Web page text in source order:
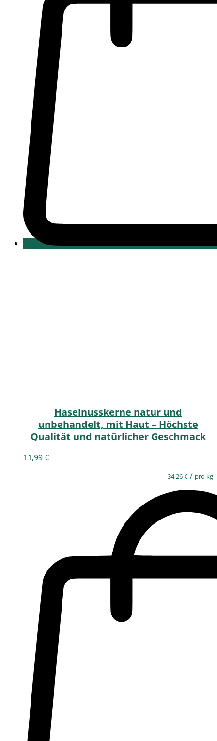
Haselnusskerne natur und
unbehandelt, mit Haut – Höchste
Qualität und natürlicher Geschmack
11,99€
34,26€ / pro kg